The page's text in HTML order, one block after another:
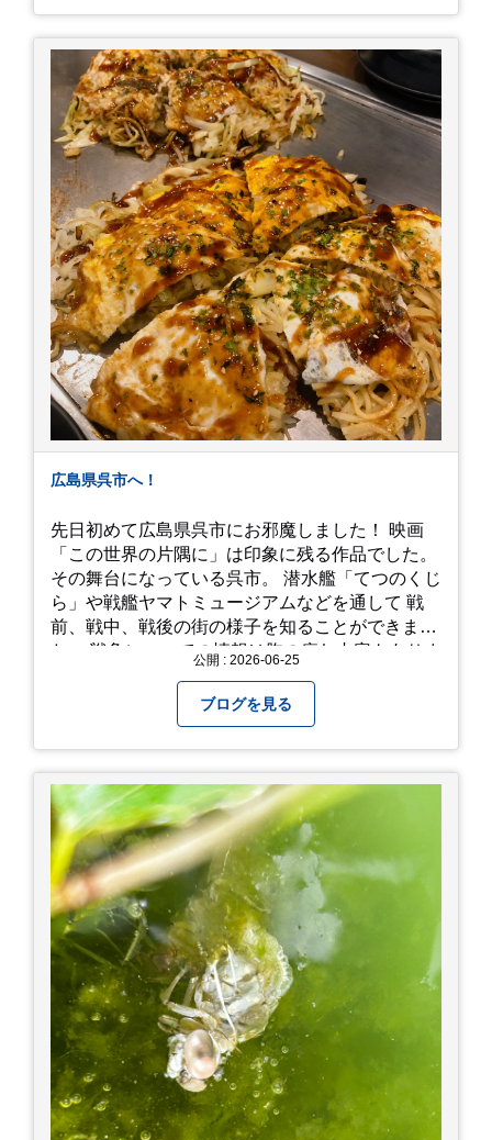
目。友人の長期入院から退院の知らせあり！ 気に
かかる事2つ目。疎遠だった知人の訪問あり！ 気
にかかるetcが徐々に....。 気の持ちようと、タイ
ミングかもしれませんが。お宮参りはお薦めで
す。
広島県呉市へ！
先日初めて広島県呉市にお邪魔しました！ 映画
「この世界の片隅に」は印象に残る作品でした。
その舞台になっている呉市。 潜水艦「てつのくじ
ら」や戦艦ヤマトミュージアムなどを通して 戦
前、戦中、戦後の街の様子を知ることができまし
た。 戦争についての情報は胸の痛む内容もありま
て本当に良かったです！ そして美味しい物もたく
さん。 写真は地元のスーパーで買った自分へのお
土産たち。 お好み焼きもやっぱり美味しいです
ね！ 広島また遊びに行きたいです♪
公開 : 2026-06-25
ブログを見る